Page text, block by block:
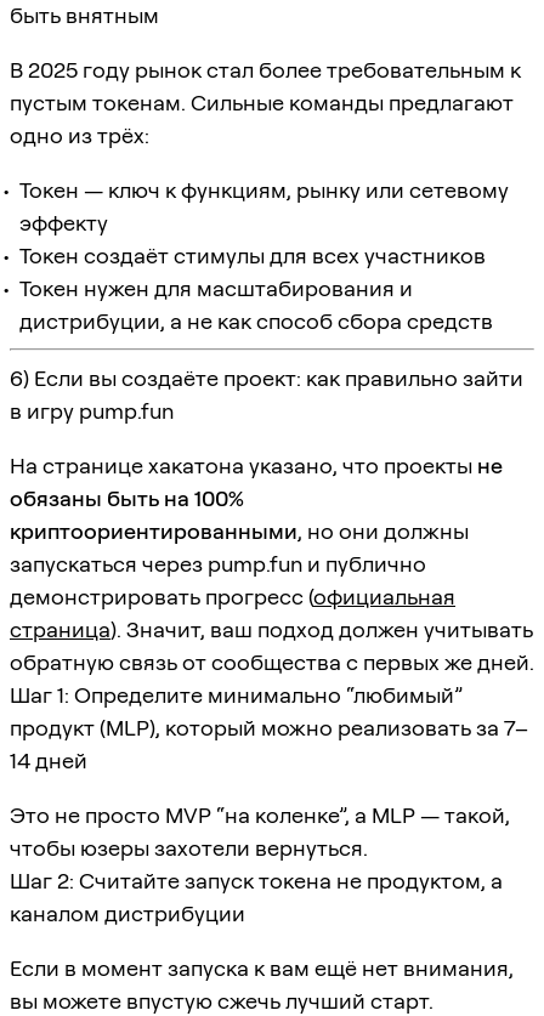
быть внятным
В 2025 году рынок стал более требовательным к
пустым токенам. Сильные команды предлагают
одно из трёх:
Токен — ключ к функциям, рынку или сетевому
эффекту
Токен создаёт стимулы для всех участников
Токен нужен для масштабирования и
дистрибуции, а не как способ сбора средств
6) Если вы создаёте проект: как правильно зайти
в игру pump.fun
На странице хакатона указано, что проекты не
обязаны быть на 100%
криптоориентированными, но они должны
запускаться через pump.fun и публично
демонстрировать прогресс (официальная
страница). Значит, ваш подход должен учитывать
обратную связь от сообщества с первых же дней.
Шаг 1: Определите минимально “любимый”
продукт (MLP), который можно реализовать за 7–
14 дней
Это не просто MVP “на коленке”, а MLP — такой,
чтобы юзеры захотели вернуться.
Шаг 2: Считайте запуск токена не продуктом, а
каналом дистрибуции
Если в момент запуска к вам ещё нет внимания,
вы можете впустую сжечь лучший старт.